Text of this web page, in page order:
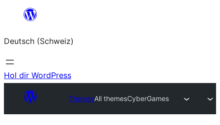
springen
Deutsch (Schweiz)
Hol dir WordPress
ThemesAll themesCyberGames